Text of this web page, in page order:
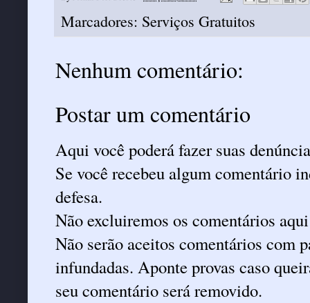
Marcadores: Serviços Gratuitos
Nenhum comentário:
Postar um comentário
Aqui você poderá fazer suas
Se você recebeu algum comentário
defesa.
Não excluiremos os comentários
Não serão aceitos comentários com
infundadas. Aponte provas caso
seu comentário será removido.